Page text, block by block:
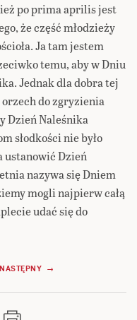
po prima aprilis jest
że część młodzieży
Ja tam jestem
temu, aby w Dniu
Jednak dla dobra tej
do zgryzienia
Dzień Naleśnika
słodkości nie było
ustanowić Dzień
nazywa się Dniem
mogli najpierw całą
udać się do
NASTĘPNY →